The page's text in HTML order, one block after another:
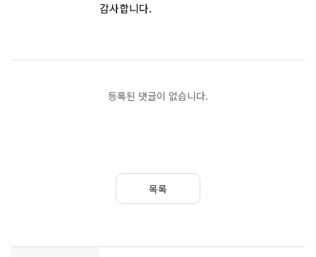
감사합니다.
등록된 댓글이 없습니다.
목록